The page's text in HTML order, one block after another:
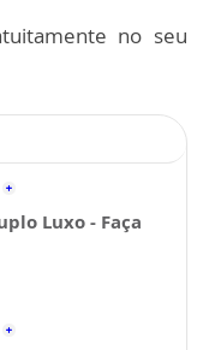
no seu
Luxo - Faça